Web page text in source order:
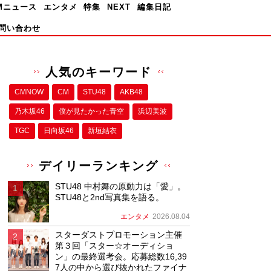
ニュース エンタメ 特集 NEXT 編集日記
い合わせ
人気のキーワード
CMNOW CM STU48 AKB48
乃木坂46 僕が⾒たかった⻘空 浜辺美波
TGC 日向坂46 新垣結衣
デイリーランキング
STU48 中村舞の原動力は「愛」。
STU48と2nd写真集を語る。
エンタメ 2026.08.04
スターダストプロモーション主催
第３回「スター☆オーディショ
ン」の最終選考会。応募総数16,39
7人の中から選び抜かれたファイナ